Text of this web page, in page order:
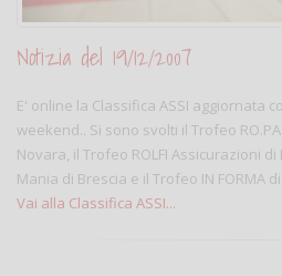
Notizia del 19/12/2007
E' online la Classifica ASSI aggiornata
weekend.. Si sono svolti il Trofeo
Novara, il Trofeo ROLFI Assicurazioni
Mania di Brescia e il Trofeo IN FORMA
Vai alla Classifica ASSI...